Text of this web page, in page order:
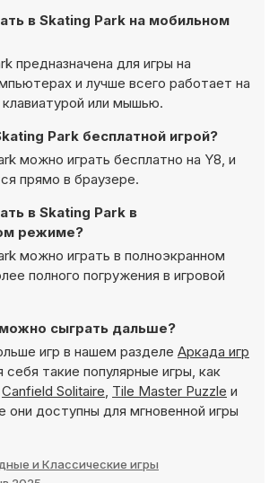
в Skating Park на мобильном
предназначена для игры на
и лучше всего работает на
или мышью.
Park бесплатной игрой?
можно играть бесплатно на Y8, и
прямо в браузере.
в Skating Park в
режиме?
можно играть в полноэкранном
полного погружения в игровой
сыграть дальше?
игр в нашем разделе Аркада игр
себя такие популярные игры, как
Canfield Solitaire, Tile Master Puzzle и
они доступны для мгновенной игры
и Классические игры